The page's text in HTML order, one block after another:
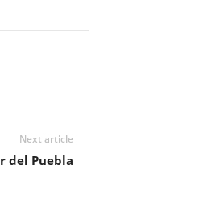
Next article
del Puebla